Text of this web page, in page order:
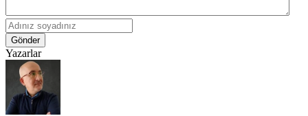
Gönder
Yazarlar